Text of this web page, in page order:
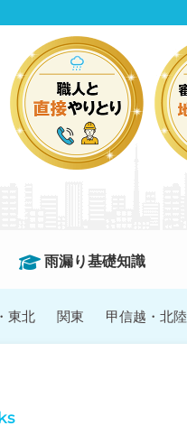
雨漏り基礎知識
東北 関東 甲信越・北陸